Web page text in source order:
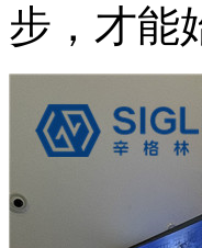
步，才能